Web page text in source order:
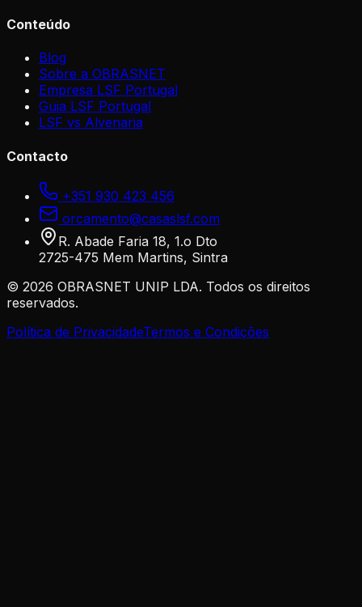
Conteúdo
Blog
Sobre a OBRASNET
Empresa LSF Portugal
Guia LSF Portugal
LSF vs Alvenaria
Contacto
+351 930 423 456
orcamento@casaslsf.com
R. Abade Faria 18, 1.o Dto
2725-475 Mem Martins, Sintra
© 2026 OBRASNET UNIP LDA. Todos os direitos
reservados.
Política de PrivacidadeTermos e Condições